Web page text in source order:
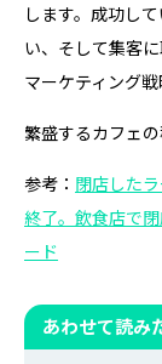
します。成功し
い、そして集客
マーケティング
繁盛するカフェ
参考： 閉店した
終了。飲食店で
ード
あわせて読み